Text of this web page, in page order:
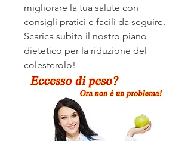
migliorare la tua salute con
consigli pratici e facili da seguire.
Scarica subito il nostro piano
dietetico per la riduzione del
colesterolo!